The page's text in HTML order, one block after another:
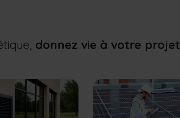
donnez vie à votre projet